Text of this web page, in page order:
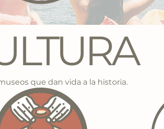
que dan vida a la historia.